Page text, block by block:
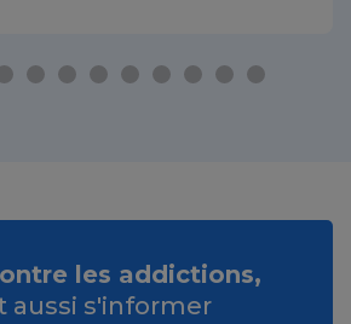
les addictions,
aussi s'informer